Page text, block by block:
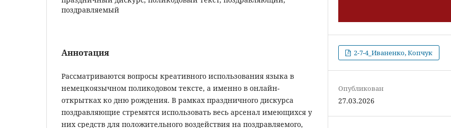
поздравляемый
Аннотация
Рассматриваются вопросы креативного использования языка в
немецкоязычном поликодовом тексте, а именно в онлайн-
открытках ко дню рождения. В рамках праздничного дискурса
поздравляющие стремятся использовать весь арсенал имеющихся у
них средств для положительного воздействия на поздравляемого,
2-7-4_Иваненко, Копчук
Опубликован
27.03.2026